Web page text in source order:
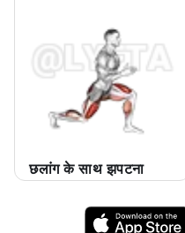
छलांग के साथ झपटना